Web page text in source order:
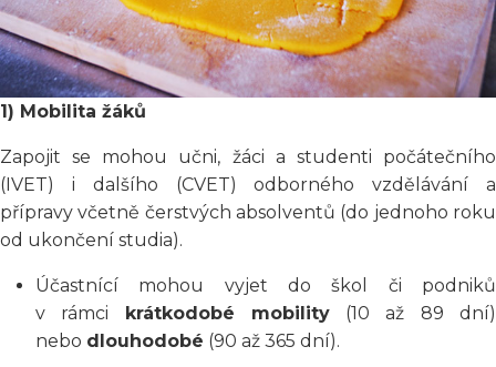
1) Mobilita žáků
Zapojit se mohou učni, žáci a studenti počátečního
(IVET) i dalšího (CVET) odborného vzdělávání a
přípravy včetně čerstvých absolventů (do jednoho roku
od ukončení studia).
Účastnící mohou vyjet do škol či podniků
v rámci
krátkodobé mobility(10 až 89 dní)
nebo dlouhodobé (90 až 365 dní).